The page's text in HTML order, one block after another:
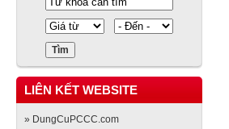
LIÊN KẾT WEBSITE
» DungCuPCCC.com